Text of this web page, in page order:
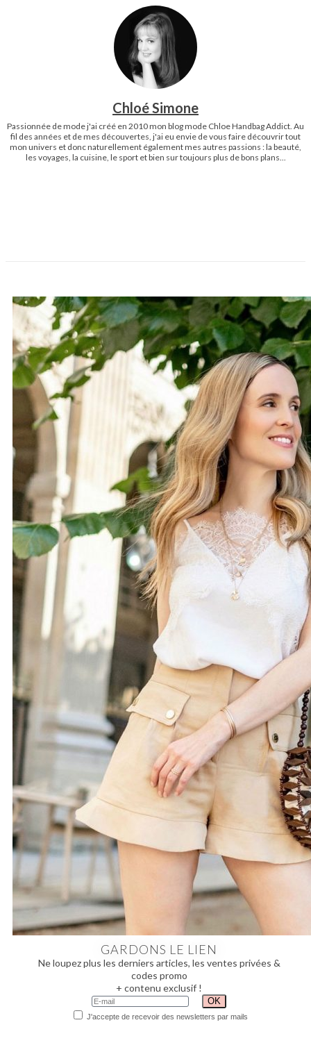
Chloé Simone
Passionnée de mode j'ai créé en 2010 mon blog mode Chloe Handbag Addict. Au
fil des années et de mes découvertes, j'ai eu envie de vous faire découvrir tout
mon univers et donc naturellement également mes autres passions : la beauté,
les voyages, la cuisine, le sport et bien sur toujours plus de bons plans...
GARDONS LE LIEN
Ne loupez plus les derniers articles, les ventes privées &
codes promo
+ contenu exclusif !
J'accepte de recevoir des newsletters par mails